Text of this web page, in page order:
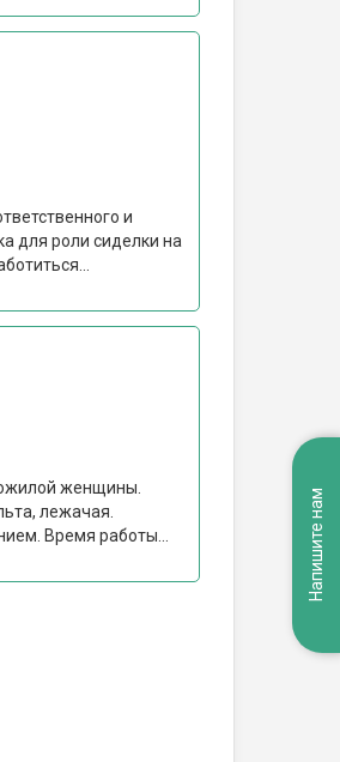
и
для роли сиделки на
женщины.
лежачая.
Время работы...
Напишите нам